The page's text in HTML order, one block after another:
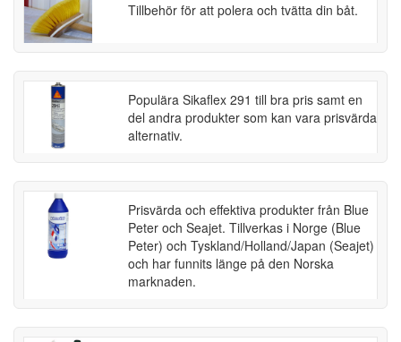
Tillbehör för att polera och tvätta din båt.
Populära Sikaflex 291 till bra pris samt en
del andra produkter som kan vara prisvärda
alternativ.
Prisvärda och effektiva produkter från Blue
Peter och Seajet. Tillverkas i Norge (Blue
Peter) och Tyskland/Holland/Japan (Seajet)
och har funnits länge på den Norska
marknaden.